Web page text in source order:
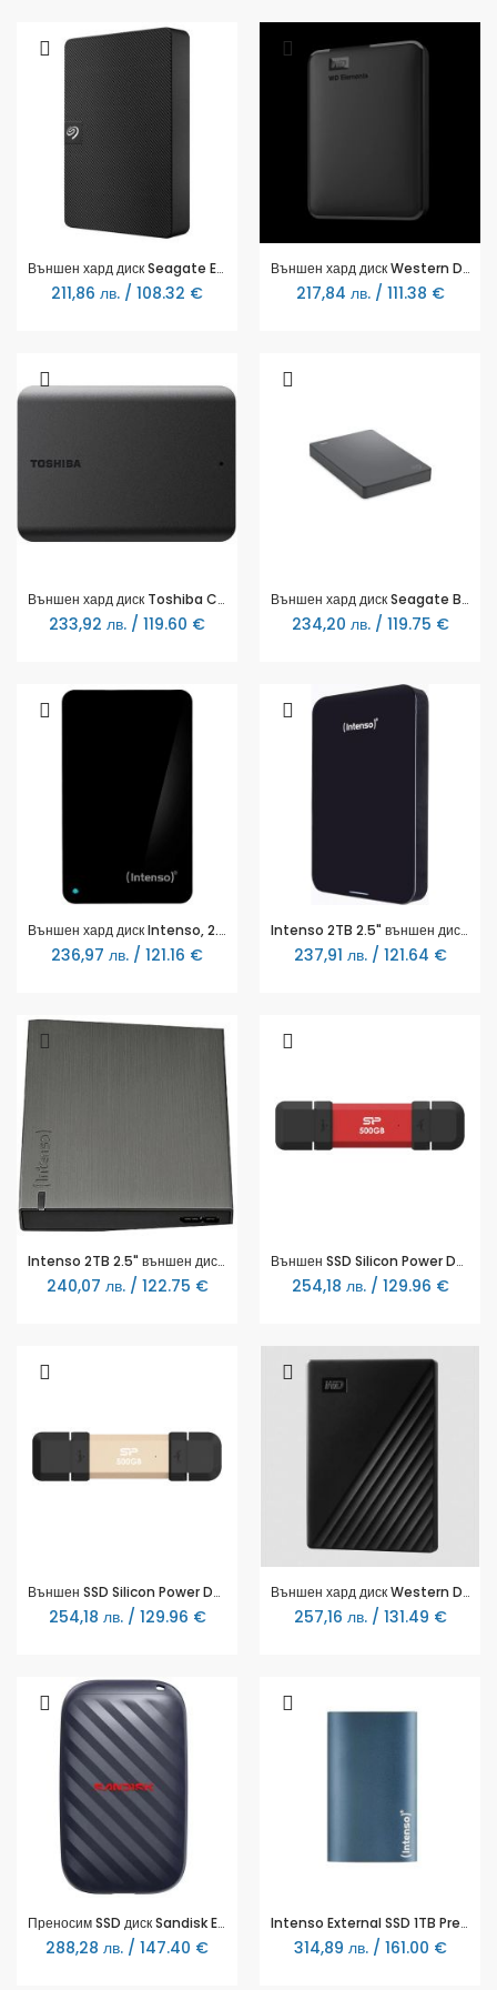
Външен хард диск Seagate Expansion Portable, 2.5", 1TB
211,86 лв. / 108.32 €
Външен хард диск Western Digital Elements Portable, 1.5TB, 2.5"
217,84 лв. / 111.38 €
Външен хард диск Toshiba Canvio Basics 2022, 2.5", 2TB, USB3.2 Gen 1
233,92 лв. / 119.60 €
Външен хард диск Seagate Basic, 2.5", 1TB
234,20 лв. / 119.75 €
Външен хард диск Intenso, 2.5", 2TB
236,97 лв. / 121.16 €
Intenso 2TB 2.5" външен диск USB 3.2 memory drive
237,91 лв. / 121.64 €
Intenso 2TB 2.5" външен диск USB 3.2 memory board
240,07 лв. / 122.75 €
Външен SSD Silicon Power DS72 Red - 500GB
254,18 лв. / 129.96 €
Външен SSD Silicon Power DS72 Gold - 500GB
254,18 лв. / 129.96 €
Външен хард диск Western Digital My Passport, 2TB, 2.5"
257,16 лв. / 131.49 €
Преносим SSD диск Sandisk E10 1TB - Черен
288,28 лв. / 147.40 €
Intenso External SSD 1TB Premium blue
314,89 лв. / 161.00 €